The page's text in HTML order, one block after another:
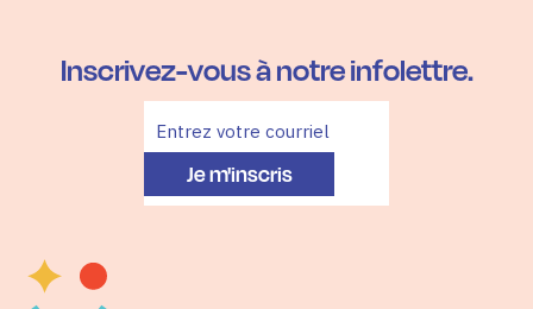
Inscrivez-vous à notre infolettre.
Je m'inscris